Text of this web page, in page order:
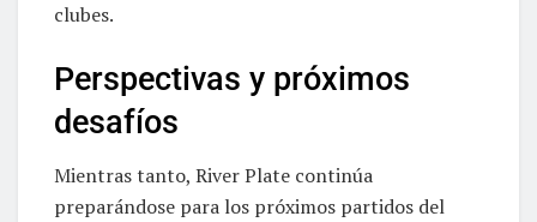
clubes.
Perspectivas y próximos
desafíos
Mientras tanto, River Plate continúa
preparándose para los próximos partidos del